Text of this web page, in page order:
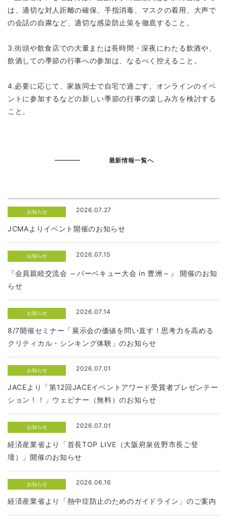
は、適切な対人距離の確保、手指消毒、マスクの着用、大声で
の会話の自粛など、適切な感染防止策を徹底すること。
3.街頭や飲食店での大量または長時間・深夜にわたる飲酒や、
飲酒しての季節の行事への参加は、なるべく控えること。
4.必要に応じて、家族同士で自宅で過ごす、オンラインのイベ
ントに参加するなどの新しい季節の行事の楽しみ方を検討する
こと。
最新情報一覧へ
お知らせ 2026.07.27
JCMAよりイベント開催のお知らせ
お知らせ 2026.07.15
『会員親睦交流会 ～バーベキュー大会 in 豊洲～』 開催のお知
らせ
お知らせ 2026.07.14
8/7開催セミナー「展示会の価値を問い直す！思考力を高める
クリティカル・シンキング体験」のお知らせ
お知らせ 2026.07.01
JACEより「第12回JACEイベントアワード受賞者プレゼンテー
ション！！」ウェビナー（無料）のお知らせ
お知らせ 2026.07.01
経済産業省より「首長TOP LIVE（大阪府泉佐野市長ご登
壇）」開催のお知らせ
お知らせ 2026.06.16
経済産業省より「熱中症防止のためのガイドライン」のご案内